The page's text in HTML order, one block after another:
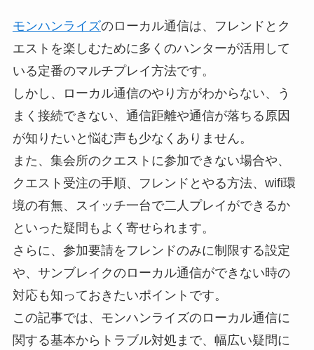
モンハンライズのローカル通信は、フレンドとク
エストを楽しむために多くのハンターが活用して
いる定番のマルチプレイ方法です。
しかし、ローカル通信のやり方がわからない、う
まく接続できない、通信距離や通信が落ちる原因
が知りたいと悩む声も少なくありません。
また、集会所のクエストに参加できない場合や、
クエスト受注の手順、フレンドとやる方法、wifi環
境の有無、スイッチ一台で二人プレイができるか
といった疑問もよく寄せられます。
さらに、参加要請をフレンドのみに制限する設定
や、サンブレイクのローカル通信ができない時の
対応も知っておきたいポイントです。
この記事では、モンハンライズのローカル通信に
関する基本からトラブル対処まで、幅広い疑問に